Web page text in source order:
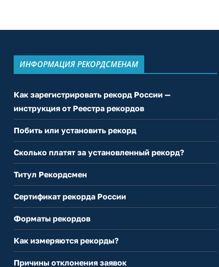
ИНФОРМАЦИЯ РЕКОРДСМЕНАМ
Как зарегистрировать рекорд России —
инструкция от Реестра рекордов
Побить или установить рекорд
Сколько платят за установленный рекорд?
Титул Рекордсмен
Сертификат рекорда России
Форматы рекордов
Как измеряются рекорды?
Причины отклонения заявок